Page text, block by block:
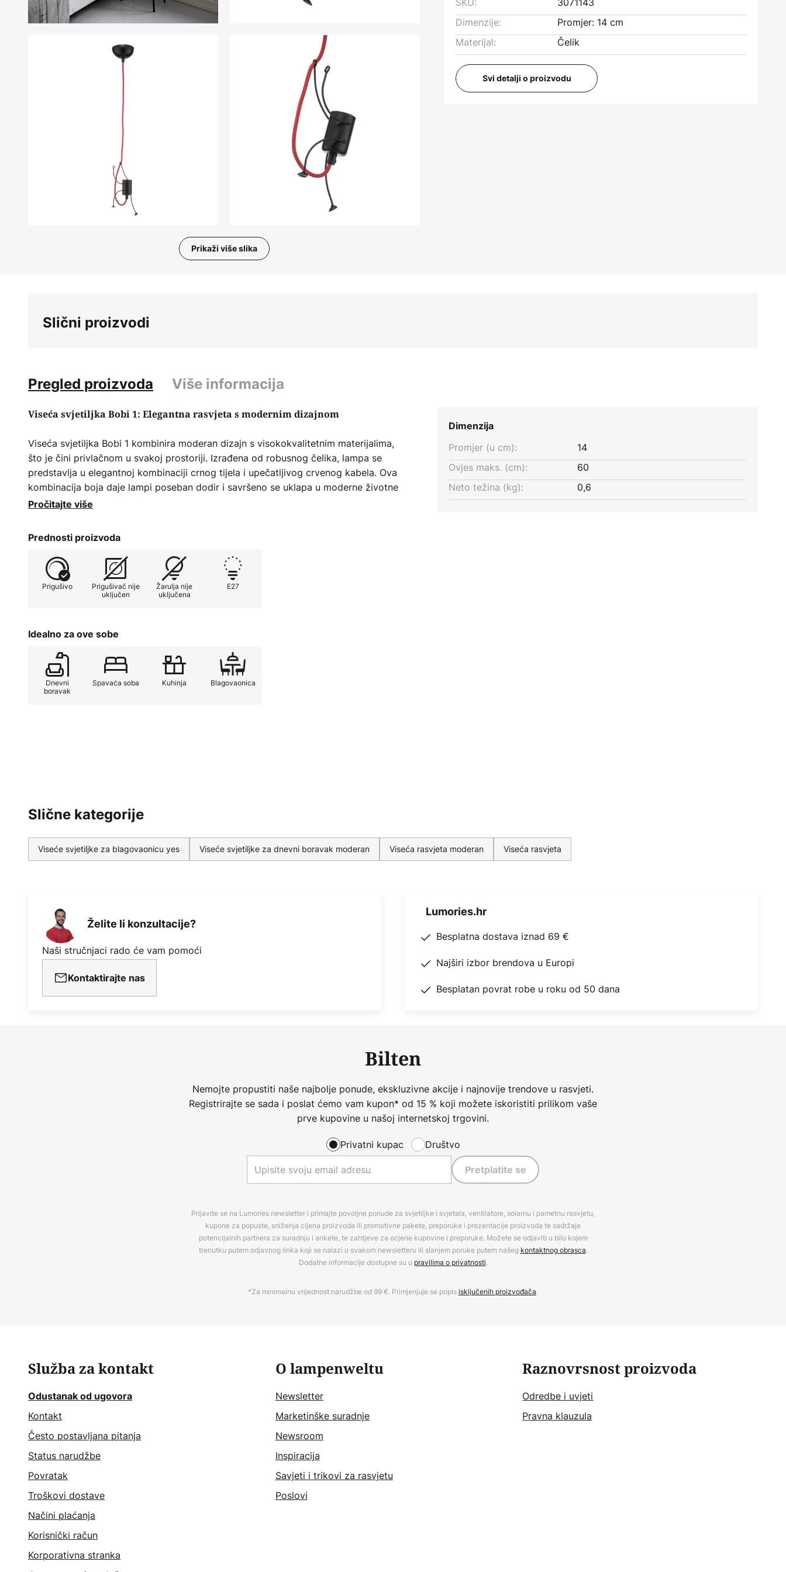
Prikaži više slika
Dimenzije:
Promjer: 14 cm
Materijal:
Čelik
Svi detalji o proizvodu
Slični proizvodi
Pregled proizvoda Više informacija
Viseća svjetiljka Bobi 1: Elegantna rasvjeta s modernim dizajnom
Viseća svjetiljka Bobi 1 kombinira moderan dizajn s visokokvalitetnim materijalima,
što je čini privlačnom u svakoj prostoriji. Izrađena od robusnog čelika, lampa se
predstavlja u elegantnoj kombinaciji crnog tijela i upečatljivog crvenog kabela. Ova
kombinacija boja daje lampi poseban dodir i savršeno se uklapa u moderne životne
prostore poput dnevnog boravka, spavaće sobe, kuhinje ili blagovaonice.
Još jedna značajka Bobi 1 viseće svjetiljke je njezina mogućnost prigušivanja.
Pomoću vanjskog prigušivača, intenzitet svjetla može se individualno podesiti kako
bi se stvorila željena atmosfera. Bilo da se radi o opuštajućim večerima ili
produktivnim satima, viseća svjetiljka Bobi 1 nudi fleksibilnost potrebnu za različita
raspoloženja.
Pročitajte više
Prednosti proizvoda
Prigušivo
Prigušivač nije
uključen
Žarulja nije
uključena
E27
Idealno za ove sobe
Dnevni
boravak
Spavaća soba Kuhinja Blagovaonica
Dimenzija
Promjer (u cm):
14
Ovjes maks. (cm):
60
Neto težina (kg):
0,6
Slične kategorije
Viseće svjetiljke za blagovaonicu yes Viseće svjetiljke za dnevni boravak moderan Viseća rasvjeta moderan Viseća rasvjeta
Želite li konzultacije?
Naši stručnjaci rado će vam pomoći
Kontaktirajte nas
Lumories.hr
Besplatna dostava iznad 69 €
Najširi izbor brendova u Europi
Besplatan povrat robe u roku od 50 dana
Bilten
Nemojte propustiti naše najbolje ponude, ekskluzivne akcije i najnovije trendove u rasvjeti.
Registrirajte se sada i poslat ćemo vam kupon* od 15 % koji možete iskoristiti prilikom vaše
prve kupovine u našoj internetskoj trgovini.
Privatni kupac Društvo
Pretplatite se
Prijavite se na Lumories newsletter i primajte povoljne ponude za svjetiljke i svjetala, ventilatore, solarnu i pametnu rasvjetu,
kupone za popuste, sniženja cijena proizvoda ili promotivne pakete, preporuke i prezentacije proizvoda te sadržaje
potencijalnih partnera za suradnju i ankete, te zahtjeve za ocjene kupovine i preporuke. Možete se odjaviti u bilo kojem
trenutku putem odjavnog linka koji se nalazi u svakom newsletteru ili slanjem poruke putem našeg kontaktnog obrasca.
Dodatne informacije dostupne su u pravilima o privatnosti.
*Za minimalnu vrijednost narudžbe od 99 €. Primjenjuje se popisisključenih proizvođača.
Služba za kontakt
Odustanak od ugovora
Kontakt
Često postavljana pitanja
Status narudžbe
Povratak
Troškovi dostave
Načini plaćanja
Korisnički račun
Korporativna stranka
O lampenweltu
Newsletter
Marketinške suradnje
Newsroom
Inspiracija
Savjeti i trikovi za rasvjetu
Poslovi
Raznovrsnost proizvoda
Odredbe i uvjeti
Pravna klauzula